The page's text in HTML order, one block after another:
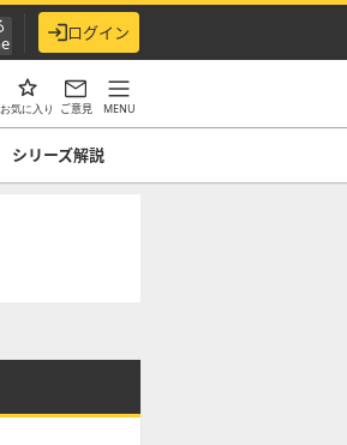
ログイン
お気に入り ご意見 MENU
シリーズ解説